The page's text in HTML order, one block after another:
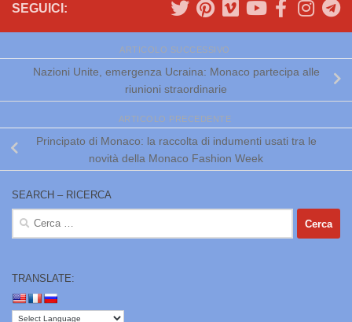
SEGUICI:
ARTICOLO SUCCESSIVO
Nazioni Unite, emergenza Ucraina: Monaco partecipa alle
riunioni straordinarie
ARTICOLO PRECEDENTE
Principato di Monaco: la raccolta di indumenti usati tra le
novità della Monaco Fashion Week
SEARCH – RICERCA
Ricerca
per:
TRANSLATE: